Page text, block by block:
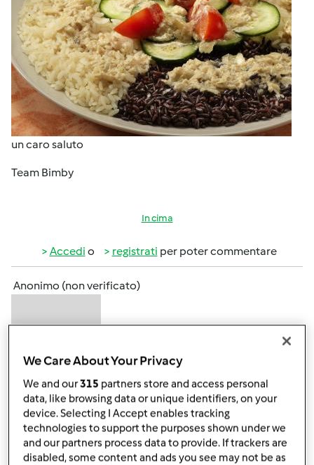
un caro saluto
Team Bimby
In cima
Accedi o registrati per poter commentare
Anonimo (non verificato)
Ven, 04/15/2016 - 17:15
Wow,team e quale sarà la parola da inserire nella ricetta?
Solo contest?
We Care About Your Privacy
We and our315 partners store and access personal
data, like browsing data or unique identifiers, on your
device. Selecting I Accept enables tracking
technologies to support the purposes shown under we
and our partners process data to provide. If trackers are
disabled, some content and ads you see may not be as